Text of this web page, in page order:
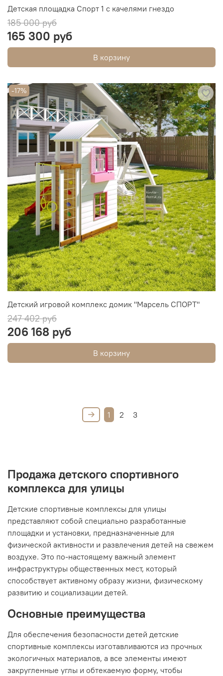
Детская площадка Спорт 1 с качелями гнездо
185 000 руб
165 300 руб
В корзину
-17%
Детский игровой комплекс домик "Марсель СПОРТ"
247 402 руб
206 168 руб
В корзину
1 2 3
Продажа детского спортивного
комплекса для улицы
Детские спортивные комплексы для улицы
представляют собой специально разработанные
площадки и установки, предназначенные для
физической активности и развлечения детей на свежем
воздухе. Это по-настоящему важный элемент
инфраструктуры общественных мест, который
способствует активному образу жизни, физическому
развитию и социализации детей.
Основные преимущества
Для обеспечения безопасности детей детские
спортивные комплексы изготавливаются из прочных
экологичных материалов, а все элементы имеют
закругленные углы и обтекаемую форму, чтобы